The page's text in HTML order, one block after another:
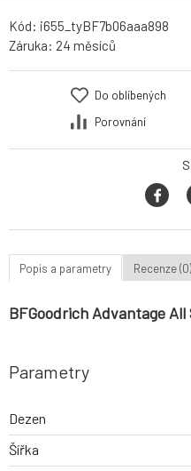
Kód: i655_tyBF7b06aaa898
Záruka: 24 měsíců
Do oblíbených
Porovnání
Popis a parametry Recenze (0)
BFGoodrich Advantage All
Parametry
Dezen
Šířka